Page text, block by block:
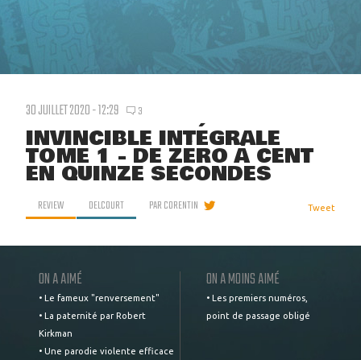
30 JUILLET 2020 - 12:29 3
INVINCIBLE INTÉGRALE
TOME 1 - DE ZÉRO À CENT
EN QUINZE SECONDES
REVIEW DELCOURT PARCORENTIN Tweet
ON A AIMÉ
• Le fameux "renversement"
• La paternité par Robert
Kirkman
• Une parodie violente efficace
ON A MOINS AIMÉ
• Les premiers numéros,
point de passage obligé